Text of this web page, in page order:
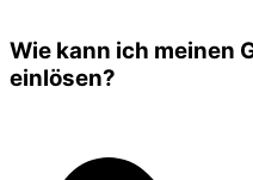
Wie kann ich meinen
einlösen?